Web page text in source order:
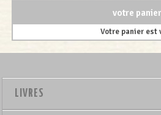
votre panier
Votre panier est
LIVRES